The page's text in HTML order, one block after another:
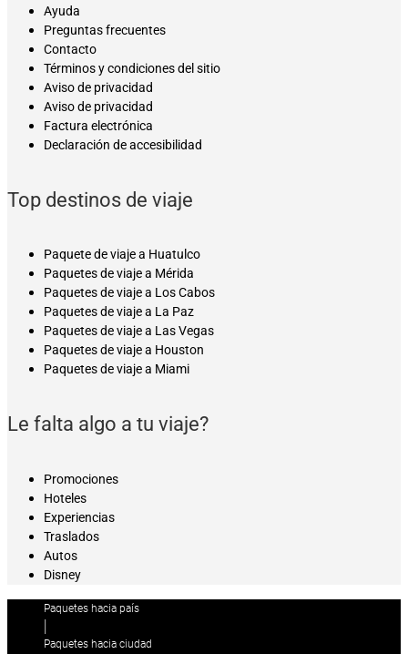
Ayuda
Preguntas frecuentes
Contacto
Términos y condiciones del sitio
Aviso de privacidad
Aviso de privacidad
Factura electrónica
Declaración de accesibilidad
Top destinos de viaje
Paquete de viaje a Huatulco
Paquetes de viaje a Mérida
Paquetes de viaje a Los Cabos
Paquetes de viaje a La Paz
Paquetes de viaje a Las Vegas
Paquetes de viaje a Houston
Paquetes de viaje a Miami
Le falta algo a tu viaje?
Promociones
Hoteles
Experiencias
Traslados
Autos
Disney
Paquetes hacia país
|
Paquetes hacia ciudad